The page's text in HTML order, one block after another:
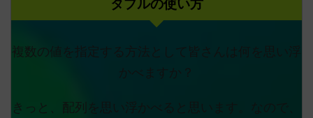
タプルの使い方
複数の値を指定する方法として皆さんは何を思い浮
きっと、配列を思い浮かべると思います。なので、